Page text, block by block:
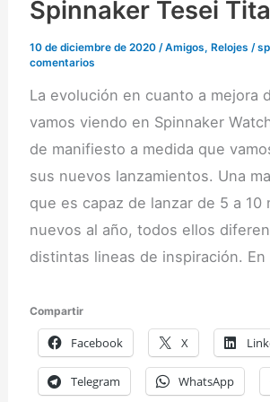
Spinnaker Tesei
10 de diciembre de 2020/Amigos, Relojes /
comentarios
La evolución en cuanto a mejora
vamos viendo en Spinnaker
de manifiesto a medida que
sus nuevos lanzamientos. Una
que es capaz de lanzar de 5 a 10
nuevos al año, todos ellos
distintas lineas de inspiración.
Compartir
Facebook X
Telegram WhatsApp